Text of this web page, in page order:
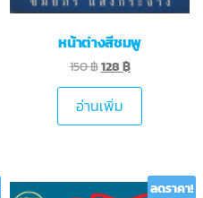
หน้าต่างสีชมพู
150฿128 ฿
อ่านเพิ่ม
ลดราคา!